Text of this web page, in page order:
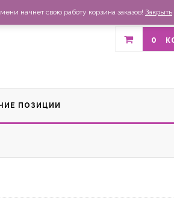
Доставка и оплата Список
0
ПОЗИЦИИ
начнет свою работу корзина заказов! Закрыть